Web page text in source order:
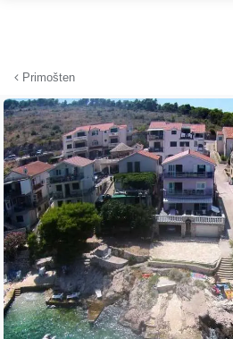
Primošten